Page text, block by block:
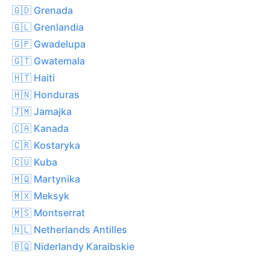
🇬🇩 Grenada
🇬🇱 Grenlandia
🇬🇵 Gwadelupa
🇬🇹 Gwatemala
🇭🇹 Haiti
🇭🇳 Honduras
🇯🇲 Jamajka
🇨🇦 Kanada
🇨🇷 Kostaryka
🇨🇺 Kuba
🇲🇶 Martynika
🇲🇽 Meksyk
🇲🇸 Montserrat
🇳🇱 Netherlands Antilles
🇧🇶 Niderlandy Karaibskie